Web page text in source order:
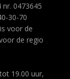
0473645
30-70
voor de
de regio
19.00 uur,